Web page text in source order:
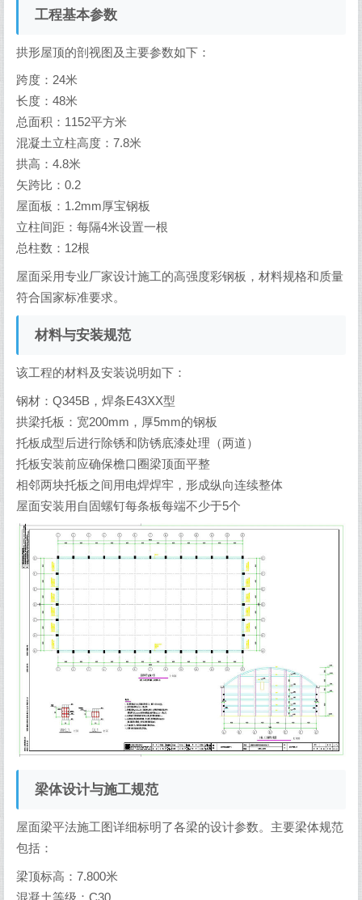
工程基本参数
拱形屋顶的剖视图及主要参数如下：
跨度：24米
长度：48米
总面积：1152平方米
混凝土立柱高度：7.8米
拱高：4.8米
矢跨比：0.2
屋面板：1.2mm厚宝钢板
立柱间距：每隔4米设置一根
总柱数：12根
屋面采用专业厂家设计施工的高强度彩钢板，材料规格和质量
符合国家标准要求。
材料与安装规范
该工程的材料及安装说明如下：
钢材：Q345B，焊条E43XX型
拱梁托板：宽200mm，厚5mm的钢板
托板成型后进行除锈和防锈底漆处理（两道）
托板安装前应确保檐口圈梁顶面平整
相邻两块托板之间用电焊焊牢，形成纵向连续整体
屋面安装用自固螺钉每条板每端不少于5个
梁体设计与施工规范
屋面梁平法施工图详细标明了各梁的设计参数。主要梁体规范
包括：
梁顶标高：7.800米